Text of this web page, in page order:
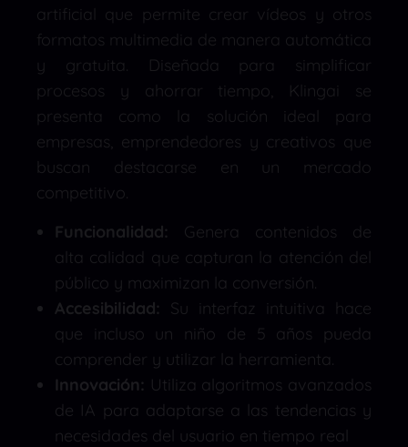
artificial que permite crear vídeos y otros
formatos multimedia de manera automática
y gratuita. Diseñada para simplificar
procesos y ahorrar tiempo, Klingai se
presenta como la solución ideal para
empresas, emprendedores y creativos que
buscan destacarse en un mercado
competitivo.
Funcionalidad: Genera contenidos de
alta calidad que capturan la atención del
público y maximizan la conversión.
Accesibilidad: Su interfaz intuitiva hace
que incluso un niño de 5 años pueda
comprender y utilizar la herramienta.
Innovación: Utiliza algoritmos avanzados
de IA para adaptarse a las tendencias y
necesidades del usuario en tiempo real